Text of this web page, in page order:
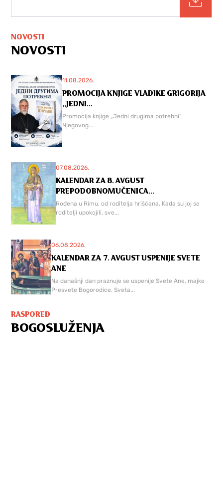
NOVOSTI
NOVOSTI
11.08.2026.
PROMOCIJA KNJIGE VLADIKE GRIGORIJA
,,JEDNI...
Promocija knjige „Jedni drugima potrebni“
Njegovog...
07.08.2026.
KALENDAR ZA 8. AVGUST
PREPODOBNOMUČENICA...
Rođena u Rimu, od roditelja hrišćana. Kada su joj se
roditelji upokojili, sve...
06.08.2026.
KALENDAR ZA 7. AVGUST USPENIJE SVETE
ANE
Na današnji dan praznuje se uspenije Svete Ane, majke
Presvete Bogorodice. Sveta...
RASPORED
BOGOSLUŽENJA